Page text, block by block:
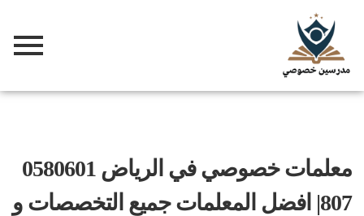
معلمات خصوصي في الرياض 0580601
807| افضل المعلمات جميع التخصصات و